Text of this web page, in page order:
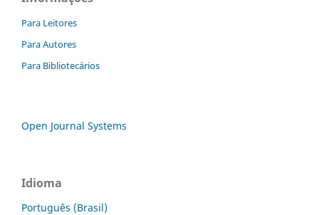
Para Leitores
Para Autores
Para Bibliotecários
Open Journal Systems
Idioma
Português (Brasil)